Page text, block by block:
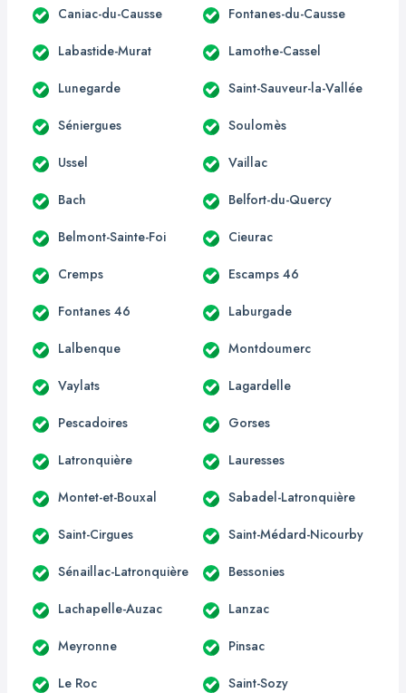
Caniac-du-Causse Fontanes-du-Causse
Labastide-Murat Lamothe-Cassel
Lunegarde Saint-Sauveur-la-Vallée
Séniergues Soulomès
Ussel Vaillac
Bach Belfort-du-Quercy
Belmont-Sainte-Foi Cieurac
Cremps Escamps 46
Fontanes 46 Laburgade
Lalbenque Montdoumerc
Vaylats Lagardelle
Pescadoires Gorses
Latronquière Lauresses
Montet-et-Bouxal Sabadel-Latronquière
Saint-Cirgues Saint-Médard-Nicourby
Sénaillac-Latronquière Bessonies
Lachapelle-Auzac Lanzac
Meyronne Pinsac
Le Roc Saint-Sozy